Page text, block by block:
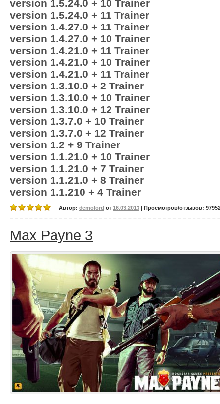
version 1.5.24.0 + 10 Trainer
version 1.5.24.0 + 11 Trainer
version 1.4.27.0 + 11 Trainer
version 1.4.27.0 + 10 Trainer
version 1.4.21.0 + 11 Trainer
version 1.4.21.0 + 10 Trainer
version 1.4.21.0 + 11 Trainer
version 1.3.10.0 + 2 Trainer
version 1.3.10.0 + 10 Trainer
version 1.3.10.0 + 12 Trainer
version 1.3.7.0 + 10 Trainer
version 1.3.7.0 + 12 Trainer
version 1.2 + 9 Trainer
version 1.1.21.0 + 10 Trainer
version 1.1.21.0 + 7 Trainer
version 1.1.21.0 + 8 Trainer
version 1.1.210 + 4 Trainer
Автор: demolord от 16.03.2013 | Просмотров/отзывов:
Max Payne 3